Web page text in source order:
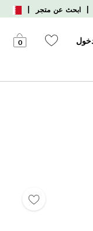
| ابحث عن متجر |
0